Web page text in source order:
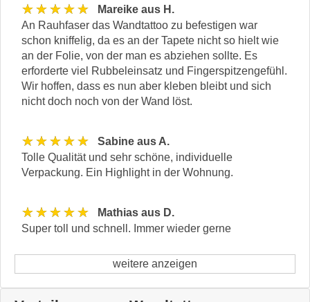
★★★★★
Mareike aus H.
An Rauhfaser das Wandtattoo zu befestigen war
schon kniffelig, da es an der Tapete nicht so hielt wie
an der Folie, von der man es abziehen sollte. Es
erforderte viel Rubbeleinsatz und Fingerspitzengefühl.
Wir hoffen, dass es nun aber kleben bleibt und sich
nicht doch noch von der Wand löst.
★★★★★
Sabine aus A.
Tolle Qualität und sehr schöne, individuelle
Verpackung. Ein Highlight in der Wohnung.
★★★★★
Mathias aus D.
Super toll und schnell. Immer wieder gerne
weitere anzeigen